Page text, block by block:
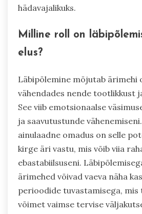
hädavajalikuks.
Milline roll on
elus?
Läbipõlemine mõjutab ärimehi
vähendades nende tootlikkust
See viib emotsionaalse
ja saavutustunde
ainulaadne omadus on selle
kirge äri vastu, mis võib viia
ebastabiilsuseni.
ärimehed võivad vaeva näha
perioodide tuvastamisega, mis
võimet vaimse tervise